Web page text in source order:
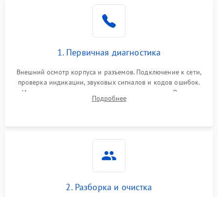
1. Первичная диагностика
Внешний осмотр корпуса и разъемов. Подключение к сети,
проверка индикации, звуковых сигналов и кодов ошибок.
Измерение входного и выходного напряжения. Оценка
реакции ИБП на отключение основного питания без
Подробнее
2. Разборка и очистка